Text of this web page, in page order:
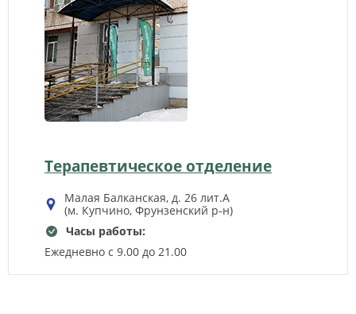
Терапевтическое отделение
Малая Балканская, д. 26 лит.А
(м. Купчино, Фрунзенский р‑н)
Часы работы:
Ежедневно с 9.00 до 21.00